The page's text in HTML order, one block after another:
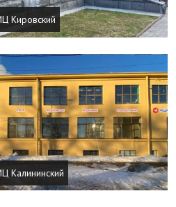
Кировский
Калининский